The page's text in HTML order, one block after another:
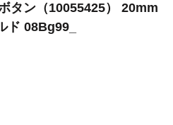
タン（10055425） 20mm
08Bg99_